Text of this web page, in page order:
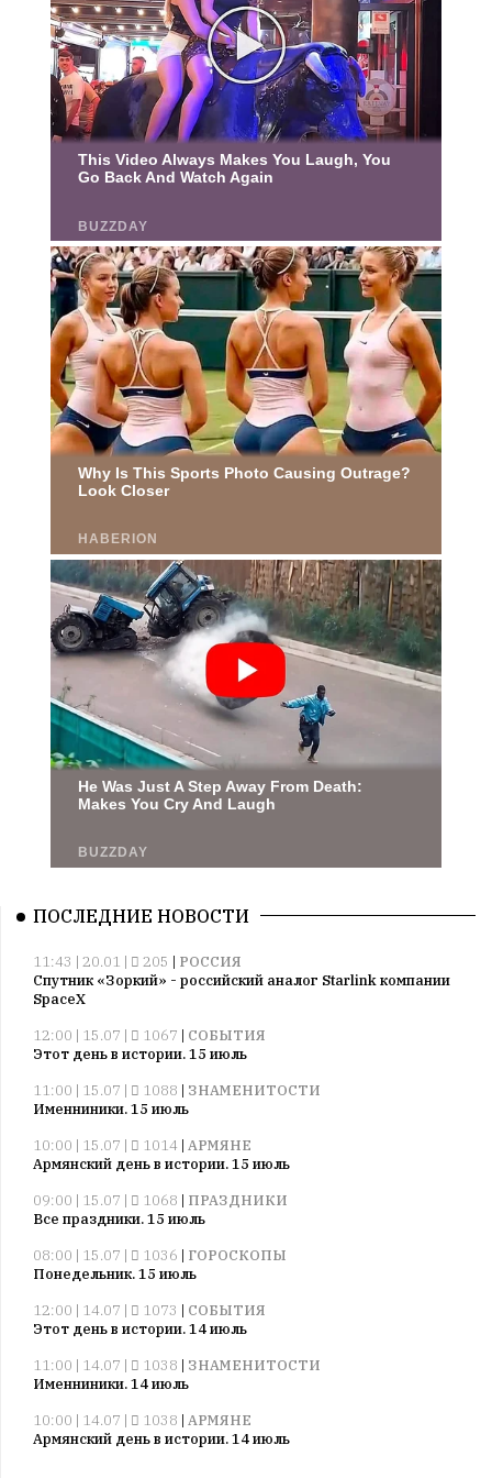
ПОСЛЕДНИЕ НОВОСТИ
11:43 | 20.01 | 205 | РОССИЯ
Спутник «Зоркий» - российский аналог Starlink компании
SpaceX
12:00 | 15.07 |
1067 | СОБЫТИЯ
Этот день в истории. 15 июль
11:00 | 15.07 |
1088 | ЗНАМЕНИТОСТИ
Именниники. 15 июль
10:00 | 15.07 |
1014 | АРМЯНЕ
Армянский день в истории. 15 июль
09:00 | 15.07 |
1068 | ПРАЗДНИКИ
Все праздники. 15 июль
08:00 | 15.07 |
1036 | ГОРОСКОПЫ
Понедельник. 15 июль
12:00 | 14.07 |
1073 | СОБЫТИЯ
Этот день в истории. 14 июль
11:00 | 14.07 |
1038 | ЗНАМЕНИТОСТИ
Именниники. 14 июль
10:00 | 14.07 |
1038 | АРМЯНЕ
Армянский день в истории. 14 июль